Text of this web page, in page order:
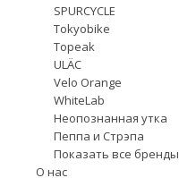
SPURCYCLE
Tokyobike
Topeak
ULÄC
Velo Orange
WhiteLab
Неопознанная утка
Пеппа и Стрэпа
Показать все бренды
О нас